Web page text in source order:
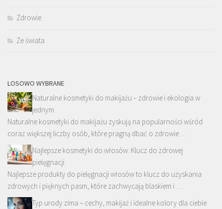
Zdrowie
Ze świata
LOSOWO WYBRANE
Naturalne kosmetyki do makijażu – zdrowie i ekologia w
jednym
Naturalne kosmetyki do makijażu zyskują na popularności wśród
coraz większej liczby osób, które pragną dbać o zdrowie …
Najlepsze kosmetyki do włosów: Klucz do zdrowej
pielęgnacji
Najlepsze produkty do pielęgnacji włosów to klucz do uzyskania
zdrowych i pięknych pasm, które zachwycają blaskiem i …
Typ urody zima – cechy, makijaż i idealne kolory dla ciebie